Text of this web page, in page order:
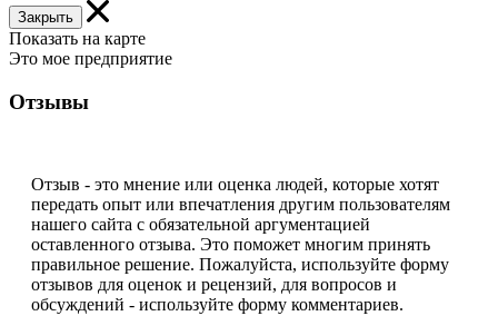
Закрыть
Показать на карте
Это мое предприятие
Отзывы
Отзыв - это мнение или оценка людей, которые хотят
передать опыт или впечатления другим пользователям
нашего сайта с обязательной аргументацией
оставленного отзыва. Это поможет многим принять
правильное решение. Пожалуйста, используйте форму
отзывов для оценок и рецензий, для вопросов и
обсуждений - используйте форму комментариев.